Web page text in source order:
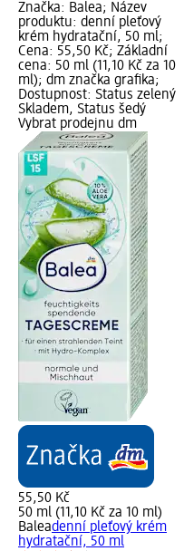
Značka: Balea; Název
produktu: denní pleťový
krém hydratační, 50 ml;
Cena: 55,50 Kč; Základní
cena: 50 ml (11,10 Kč za 10
ml); dm značka grafika;
Dostupnost: Status zelený
Skladem, Status šedý
Vybrat prodejnu dm
55,50 Kč
50 ml (11,10 Kč za 10 ml)
Baleadenní pleťový krém
hydratační, 50 ml